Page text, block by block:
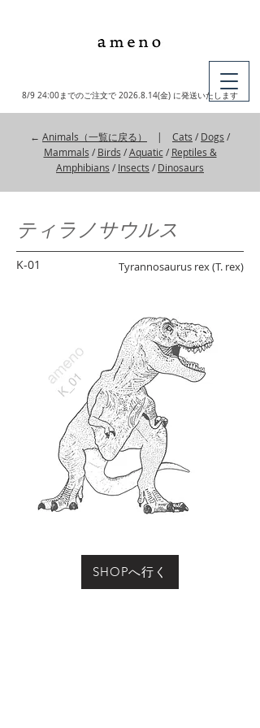
8/9 24:00までのご注文で 2026.8.14(金) に発送いたします
← Animals（一覧に戻る） | Cats / Dogs /
Mammals / Birds /Aquatic/ Reptiles &
Amphibians / Insects / Dinosaurs
ティラノサウルス
K-01 Tyrannosaurus rex (T. rex)
SHOPへ行く